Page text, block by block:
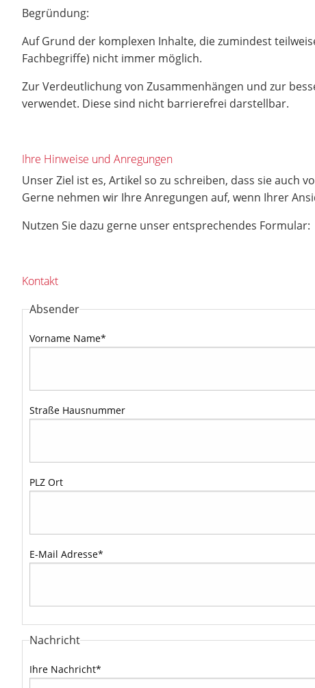
Begründung:
Auf Grund der komplexen Inhalte, die zumindest
Fachbegriffe) nicht immer möglich.
Zur Verdeutlichung von Zusammenhängen und zur
verwendet. Diese sind nicht barrierefrei darstellbar.
Ihre Hinweise und Anregungen
Unser Ziel ist es, Artikel so zu schreiben, dass sie
Gerne nehmen wir Ihre Anregungen auf, wenn Ihrer
Nutzen Sie dazu gerne unser entsprechendes Formular:
Kontakt
Absender
Vorname Name*
Straße Hausnummer
PLZ Ort
E-Mail Adresse*
Nachricht
Ihre Nachricht*